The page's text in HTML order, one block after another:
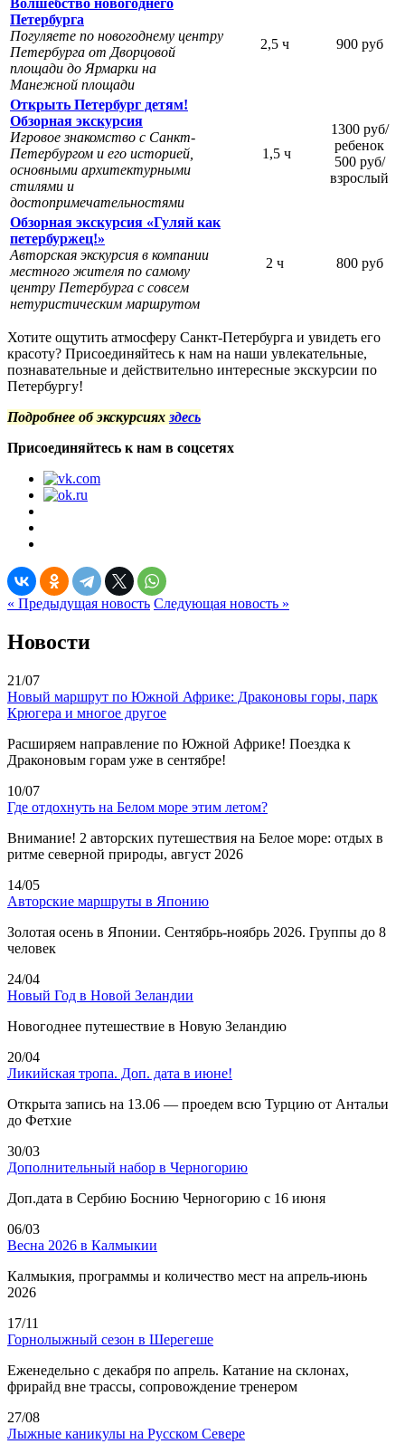
Петербурга
Погуляете по новогоднему центру
Петербурга от Дворцовой
площади до Ярмарки на
Манежной площади
2,5 ч 900 руб
Открыть Петербург детям!
Обзорная экскурсия
Игровое знакомство с Санкт-
Петербургом и его историей,
основными архитектурными
стилями и
достопримечательностями
1,5 ч
1300 руб/
ребенок
500 руб/
взрослый
Обзорная экскурсия «Гуляй как
петербуржец!»
Авторская экскурсия в компании
местного жителя по самому
центру Петербурга с совсем
нетуристическим маршрутом
2 ч 800 руб
Хотите ощутить атмосферу Санкт-Петербурга и увидеть его
красоту? Присоединяйтесь к нам на наши увлекательные,
познавательные и действительно интересные экскурсии по
Петербургу!
Подробнее об экскурсиях здесь
Присоединяйтесь к нам в соцсетях
« Предыдущая новость Следующая новость »
Новости
21/07
Новый маршрут по Южной Африке: Драконовы горы, парк
Крюгера и многое другое
Расширяем направление по Южной Африке! Поездка к
Драконовым горам уже в сентябре!
10/07
Где отдохнуть на Белом море этим летом?
Внимание! 2 авторских путешествия на Белое море: отдых в
ритме северной природы, август 2026
14/05
Авторские маршруты в Японию
Золотая осень в Японии. Сентябрь-ноябрь 2026. Группы до 8
человек
24/04
Новый Год в Новой Зеландии
Новогоднее путешествие в Новую Зеландию
20/04
Ликийская тропа. Доп. дата в июне!
Открыта запись на 13.06 — проедем всю Турцию от Антальи
до Фетхие
30/03
Дополнительный набор в Черногорию
Доп.дата в Сербию Боснию Черногорию с 16 июня
06/03
Весна 2026 в Калмыкии
Калмыкия, программы и количество мест на апрель-июнь
2026
17/11
Горнолыжный сезон в Шерегеше
Еженедельно с декабря по апрель. Катание на склонах,
фрирайд вне трассы, сопровождение тренером
27/08
Лыжные каникулы на Русском Севере